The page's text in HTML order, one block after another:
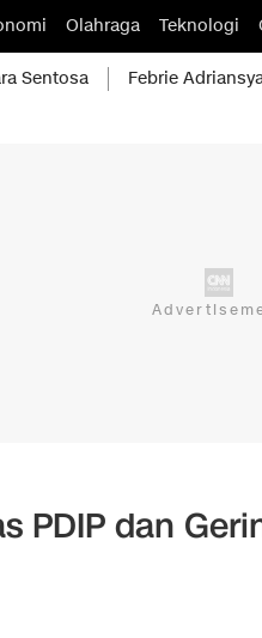
Olahraga Teknologi
Sentosa Febrie
PDIP dan